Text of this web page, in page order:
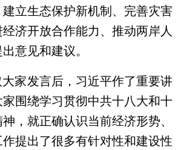
立生态保护新机制、完善灾害
济开放合作能力、推动两岸人
意见和建议。
家发言后，习近平作了重要讲
围绕学习贯彻中共十八大和十
，就正确认识当前经济形势、
提出了很多有针对性和建设性